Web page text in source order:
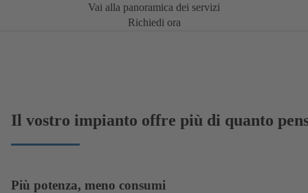
Vai alla panoramica dei servizi
Richiedi ora
Il vostro impianto offre più di quanto
Più potenza, meno consumi